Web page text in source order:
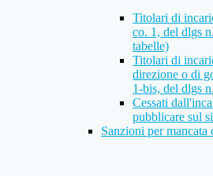
Titolari di
co. 1, del dlgs
tabelle)
Titolari di
direzione o di
1-bis, del dlgs
Cessati
pubblicare sul
Sanzioni per